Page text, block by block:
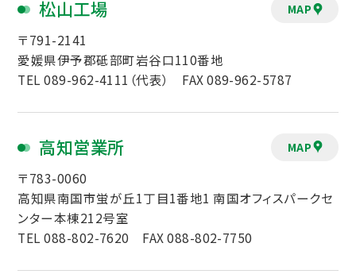
松山工場
〒791-2141
愛媛県伊予郡砥部町岩谷口110番地
TEL 089-962-4111（代表） FAX 089-962-5787
MAP
高知営業所
〒783-0060
高知県南国市蛍が丘1丁目1番地1 南国オフィスパークセ
ンター本棟212号室
TEL 088-802-7620 FAX 088-802-7750
MAP